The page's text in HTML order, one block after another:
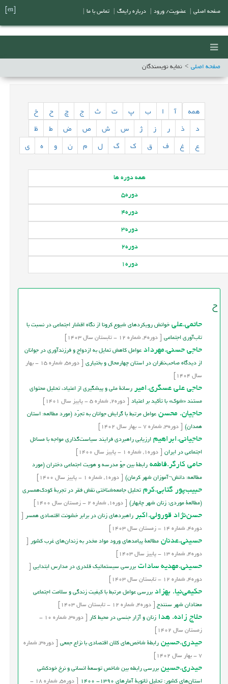
صفحه اصلی نمایه نویسندگان
همه ب پ ت ث ج چ ح
خ
د
ذ ر ز ژ س ش ص ض ط
ظ
ع
غ ف ق ک گ ل م ن و ه ی
همه دوره ها
دوره5
دوره4
دوره3
دوره2
دوره1
ح
حاتمی.علیخوانش رویکردهای شیوع کرونا از نگاه اقشار اجتماعی در نسبت با
تاب‌آوری اجتماعی [ دوره 4, شماره 12
-تابستان سال
حاجی حسنی.مهردادعوامل کاهش تمایل به ازدواج و فرزندآوری در جوانان
از دیدگاه صاحب‌نظران در ‌استان چهارمحال و بختیاری [ دوره 5, شماره 15
-بهار
سال
حاجی علی عسگری.امیر رسانۀ ملی و پیشگیری از اعتیاد، تحلیل محتوای
مستند «شوک» با تأکید بر اعتیاد [ دوره 2, شماره 5
-پاییز سال
حاجیان. محسنعوامل مرتبط با گرایش جوانان به تجرّد (مورد مطالعه: استان
همدان) [ دوره 3, شماره 7
-بهار سال
حاجیانی.ابراهیمارزیابی راهبردی فرایند سیاست‌گذاری مواجه با مسائل
اجتماعی در ایران [ دوره 1, شماره 1
-پاییز سال
حامی کارگر.فاطمهرابطة بين جوّ مدرسه و هویت اجتماعی دختران (مورد
مطالعه: دانش¬آموزان شهر کرمان) [ دوره 1, شماره 1
-پاییز سال
حبیب‌پور گتابی.کرمتحلیل جامعه‌شناختی نقش فقر در تجربۀ کودک‌همسری
(مطالعۀ موردی: زنان شهر چابهار) [ دوره 1, شماره 2
-زمستان سال
حسن‌نژاد قورولی.اکبر راهبردهای زنان در برابر خشونت اقتصادی همسر
دوره 4, شماره 14
-زمستان سال
حسینی.عدنانمطالعۀ پیامدهای ورود مواد مخدر به زندان‌های غرب کشور
دوره 4, شماره 13
-پاییز سال
حسینی.مهدیه ساداتبررسی سیستماتیک قلدری در مدارس ابتدایی [
دوره 4, شماره 12
-تابستان سال
حکیمی‌نیا. بهزادبررسی عوامل مرتبط با کيفيت زندگي و سلامت اجتماعي
معتادان شهر سنندج[ دوره 4, شماره 12
-تابستان سال
حلاج زاده. هدا زنان و آزار جنسی در محیط کار دوره 3, شماره 10
-
زمستان سال
حیدری.حسینرابطۀ شاخص‌های کلان اقتصادی با نزاع جمعی [ دوره 3, شماره
7
-بهار سال
حیدری.حسینبررسی رابطه بین شاخص توسعۀ انسانی و نرخ خودکشی
استان‌های کشور: تحلیل ثانویۀ آمارهای 1390- 1400 دوره 5, شماره 18
-
صفحه اصلی عضویت/ ورود درباره رایمگ تماس با ما